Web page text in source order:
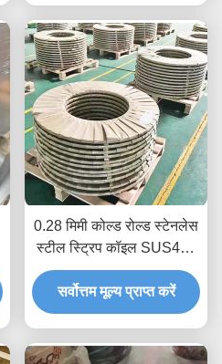
0.28 मिमी कोल्ड रोल्ड स्टेनलेस
स्टील स्ट्रिप कॉइल SUS430
2B हेयरलाइन पॉलिश फिनिश
सर्वोत्तम मूल्य प्राप्त करें